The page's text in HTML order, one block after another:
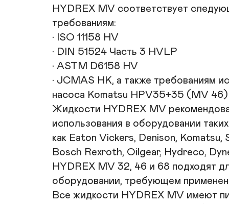
HYDREX MV соответствует
требованиям:
• ISO 11158 HV
• DIN 51524 Часть 3 HVLP
• ASTM D6158 HV
• JCMAS HK, а также требованиям
насоса Komatsu HPV35+35 (MV 46)
Жидкости HYDREX MV
использования в оборудовании
как Eaton Vickers, Denison, Komatsu,
Bosch Rexroth, Oilgear, Hydreco,
HYDREX MV 32, 46 и 68 подходят
оборудовании, требующем
Все жидкости HYDREX MV имеют